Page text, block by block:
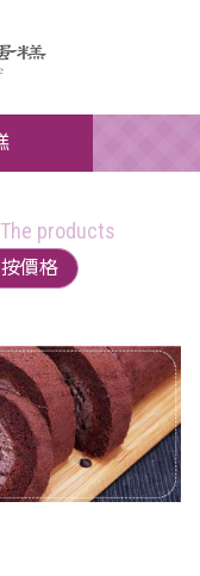
The products
按價格